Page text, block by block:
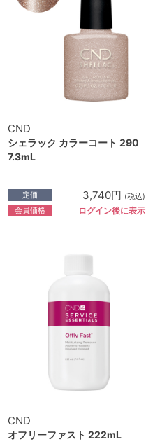
CND
シェラック カラーコート 290
7.3mL
定価 3,740円 (税込)
会員価格 ログイン後に表示
CND
オフリーファスト 222mL